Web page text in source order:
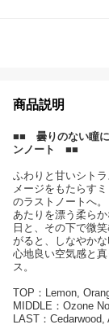
商品説明
■■ 曇りのない瞳
ンノート ■■
ふわりと甘いシト
メージをもたらす
のラストノートへ。
あたりを漂う柔ら
日と、その下で微
がると、しなやかな
心地良い空気感と
ス。
TOP：Lemon,
MIDDLE：Ozone
LAST：